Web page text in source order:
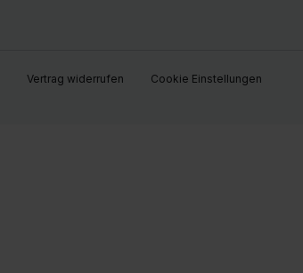
Vertrag widerrufen
Cookie Einstellungen